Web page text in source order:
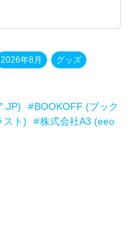
2026年8月 グッズ
.JP)
BOOKOFF (ブック
スト)
株式会社A3 (eeo